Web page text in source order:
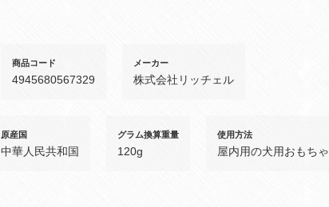
商品コード
4945680567329
メーカー
株式会社リッチェル
原産国
中華人民共和国
グラム換算重量
120g
使用方法
屋内用の犬用おもちゃ